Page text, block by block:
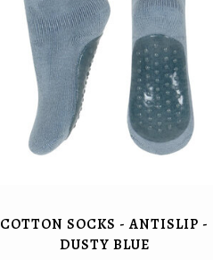
COTTON SOCKS - ANTISLIP -
DUSTY BLUE